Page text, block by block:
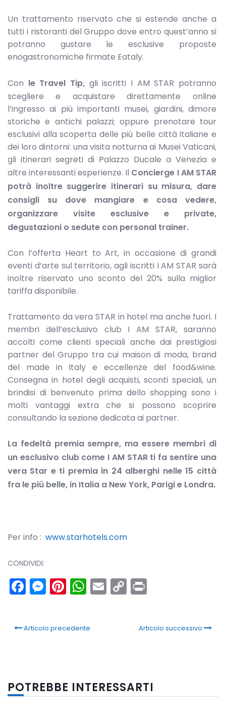
Un trattamento riservato che si estende anche a
tutti i ristoranti del Gruppo dove entro quest’anno si
potranno gustare le esclusive proposte
enogastronomiche firmate Eataly.
Con le Travel Tip,gli iscritti I AM STAR potranno
scegliere e acquistare direttamente online
l’ingresso ai più importanti musei, giardini, dimore
storiche e antichi palazzi; oppure prenotare tour
esclusivi alla scoperta delle più belle città italiane e
dei loro dintorni: una visita notturna ai Musei Vaticani,
gli itinerari segreti di Palazzo Ducale a Venezia e
altre interessanti esperienze. Il Concierge I AM STAR
potrà inoltre suggerire itinerari su misura, dare
consigli su dove mangiare e cosa vedere,
organizzare visite esclusive e private,
degustazioni o sedute con personal trainer.
Con l’offerta Heart to Art, in occasione di grandi
eventi d’arte sul territorio, agli iscritti I AM STAR sarà
inoltre riservato uno sconto del 20% sulla miglior
tariffa disponibile.
Trattamento da vera STAR in hotel ma anche fuori. I
membri dell’esclusivo club I AM STAR, saranno
accolti come clienti speciali anche dai prestigiosi
partner del Gruppo tra cui maison di moda, brand
del made in Italy e eccellenze del food&wine.
Consegna in hotel degli acquisti, sconti speciali, un
brindisi di benvenuto prima dello shopping sono i
molti vantaggi extra che si possono scoprire
consultando la sezione dedicata ai partner.
La fedeltà premia sempre, ma essere membri di
un esclusivo club come I AM STAR ti fa sentire una
vera Star e ti premia in 24 alberghi nelle 15 città
fra le più belle, in Italia a New York, Parigi e Londra.
Per info : www.starhotels.com
CONDIVIDI:
Facebook
Messenger
Pinterest
WhatsApp
Email
Copy
Articolo precedente Articolo successivo
POTREBBE INTERESSARTI